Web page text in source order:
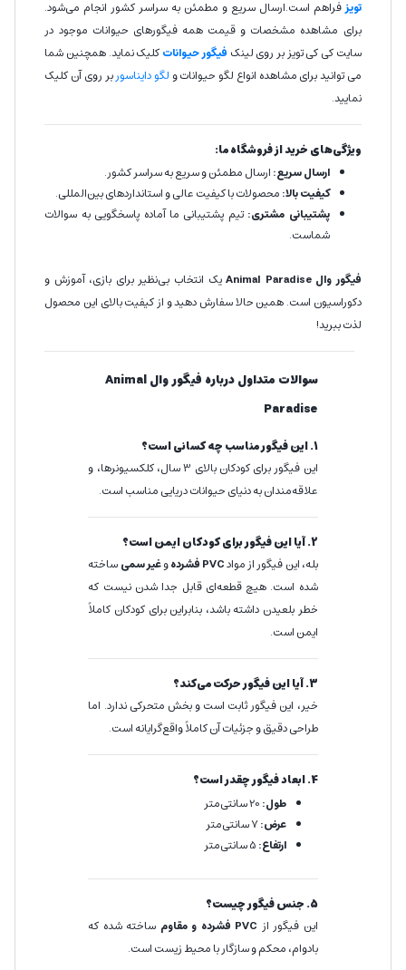
تویزفراهم است.ارسال سریع و مطمئن به سراسر کشور انجام می‌شود.
برای مشاهده مشخصات و قیمت همه فیگورهای حیوانات موجود در
سایت کی کی تویز بر روی لینک فیگور حیواناتکلیک نماید. همچنین شما
می توانید برای مشاهده انواع لگو حیوانات و لگو دایناسوربر روی آن کلیک
نمایید.
ویژگی‌های خرید از فروشگاه ما:
ارسال سریع:ارسال مطمئن و سریع به سراسر کشور.
کیفیت بالا:محصولات با کیفیت عالی و استانداردهای بین‌المللی.
پشتیبانی مشتری:تیم پشتیبانی ما آماده پاسخگویی به سوالات
شماست.
فیگور وال Animal Paradise
یک انتخاب بی‌نظیر برای بازی، آموزش و
دکوراسیون است. همین حالا سفارش دهید و از کیفیت بالای این محصول
لذت ببرید!
You said:
سوالات متداول درباره فیگور وال Animal
Paradise
1. این فیگور مناسب چه کسانی است؟
این فیگور برای کودکان بالای 3 سال، کلکسیونرها، و
علاقه‌مندان به دنیای حیوانات دریایی مناسب است.
2. آیا این فیگور برای کودکان ایمن است؟
بله، این فیگور از موادPVC فشرده وغیر سمیساخته
شده است. هیچ قطعه‌ای قابل جدا شدن نیست که
خطر بلعیدن داشته باشد، بنابراین برای کودکان کاملاً
ایمن است.
3. آیا این فیگور حرکت می‌کند؟
خیر، این فیگور ثابت است و بخش متحرکی ندارد. اما
طراحی دقیق و جزئیات آن کاملاً واقع‌گرایانه است.
4. ابعاد فیگور چقدر است؟
طول:
عرض:7 سانتی‌متر
ارتفاع:
5. جنس فیگور چیست؟
این فیگور از PVC فشرده و مقاوم
ساخته شده که
بادوام، محکم و سازگار با محیط زیست است.